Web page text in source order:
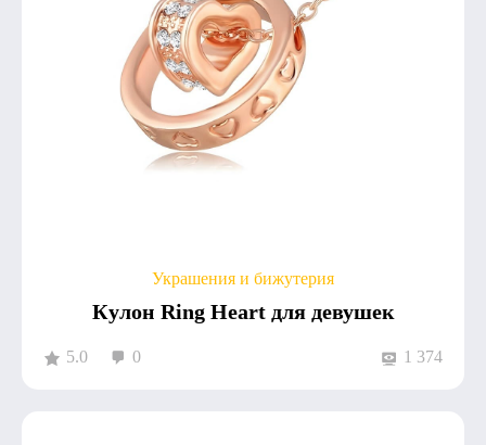
Украшения и бижутерия
Кулон Ring Heart для девушек
5.0 0 1 374